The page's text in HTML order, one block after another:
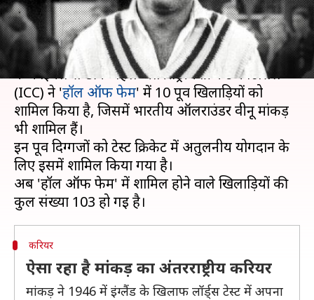
क्या है खबर?
पहली बार खेली जा रही वर्ल्ड टेस्ट चैंपियनशिप ( WTC)
के फाइनल से ठीक पहले अंतरराष्ट्रीय क्रिकेट काउंसिल
(ICC) ने 'हॉल ऑफ फेम' में 10 पूर्व खिलाड़ियों को
शामिल किया है, जिसमें भारतीय ऑलराउंडर वीनू मांकड़
भी शामिल हैं।
इन पूर्व दिग्गजों को टेस्ट क्रिकेट में अतुलनीय योगदान के
लिए इसमें शामिल किया गया है।
अब 'हॉल ऑफ फेम' में शामिल होने वाले खिलाड़ियों की
करियर
ऐसा रहा है मांकड़ का अंतरराष्ट्रीय करियर
मांकड़ ने 1946 में इंग्लैंड के खिलाफ लॉर्ड्स टेस्ट में अपना